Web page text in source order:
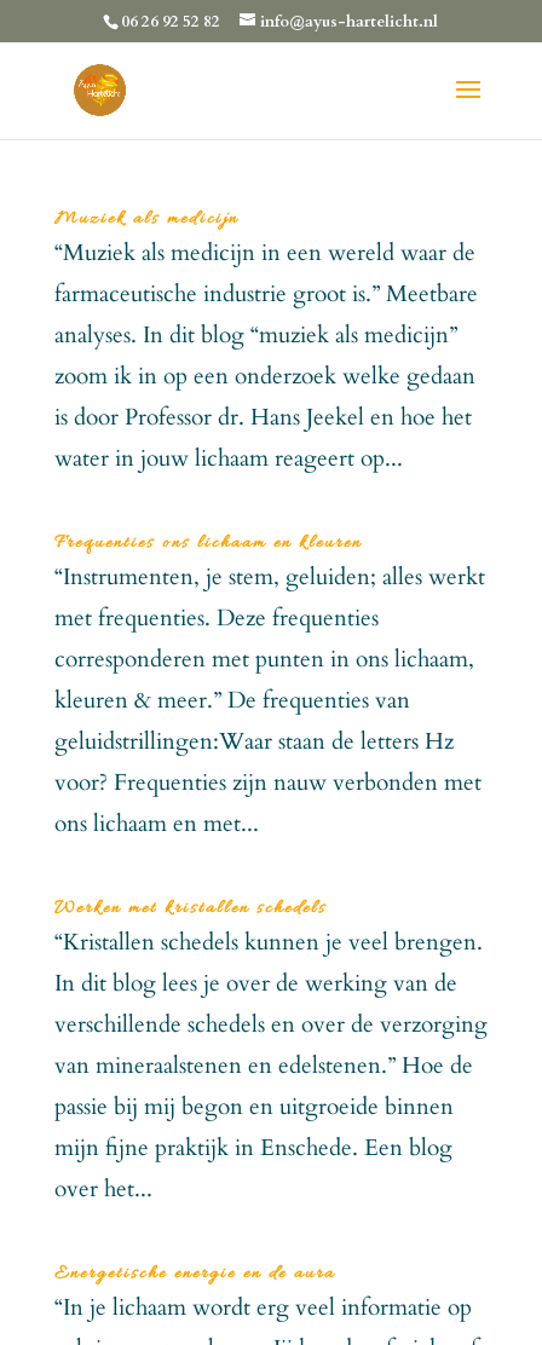
06 26 92 52 82 info@ayus-hartelicht.nl
Muziek als medicijn
“Muziek als medicijn in een wereld waar de
farmaceutische industrie groot is.” Meetbare
analyses. In dit blog “muziek als medicijn”
zoom ik in op een onderzoek welke gedaan
is door Professor dr. Hans Jeekel en hoe het
water in jouw lichaam reageert op...
Frequenties ons lichaam en kleuren
“Instrumenten, je stem, geluiden; alles werkt
met frequenties. Deze frequenties
corresponderen met punten in ons lichaam,
kleuren & meer.” De frequenties van
geluidstrillingen:Waar staan de letters Hz
voor? Frequenties zijn nauw verbonden met
ons lichaam en met...
Werken met kristallen schedels
“Kristallen schedels kunnen je veel brengen.
In dit blog lees je over de werking van de
verschillende schedels en over de verzorging
van mineraalstenen en edelstenen.” Hoe de
passie bij mij begon en uitgroeide binnen
mijn fijne praktijk in Enschede. Een blog
over het...
Energetische energie en de aura
“In je lichaam wordt erg veel informatie op